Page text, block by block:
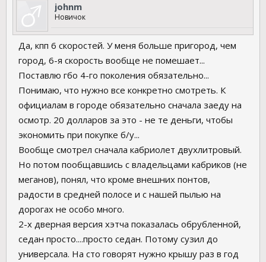
johnm
Новичок
Да, кпп 6 скоростей. У меня больше пригород, чем
город, 6-я скорость вообще не помешает...
Поставлю гбо 4-го поколения обязательно...
Понимаю, что нужно все конкретно смотреть. К
официалам в городе обязательно сначала заеду на
осмотр. 20 долларов за это - не те деньги, чтобы
экономить при покупке б/у...
Вообще смотрел сначала кабриолет двухлитровый.
Но потом пообщавшись с владельцами кабриков (не
меганов), понял, что кроме внешних понтов,
радости в средней полосе и с нашей пылью на
дорогах не особо много.
2-х дверная версия хэтча показалась обрубленной,
седан просто....просто седан. Потому сузил до
универсала. На сто говорят нужно крышу раз в год